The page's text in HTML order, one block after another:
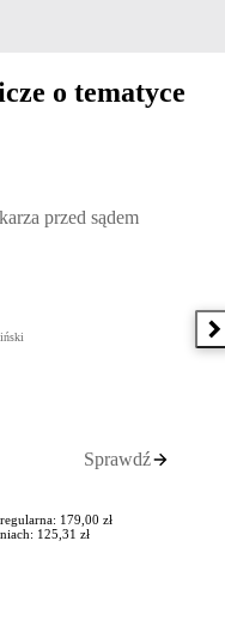
o tematyce
sądem lekarskim,
przed sądem
Sprawdź
179,00 zł
125,31 zł